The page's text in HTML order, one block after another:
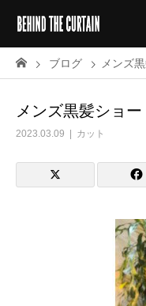
ブログ メンズ
メンズ黒髪ショ
2023.03.09 カット